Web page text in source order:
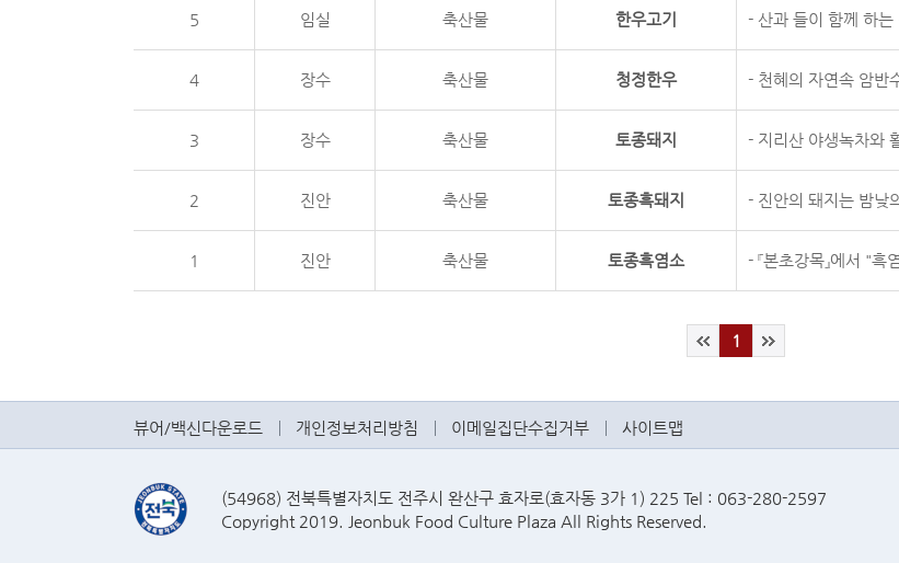
5 임실 축산물 한우고기 - 산과 들이 함께 하는
4 장수 축산물 청정한우 - 천혜의 자연속 암반
3 장수 축산물 토종돼지 - 지리산 야생녹차와
2 진안 축산물 토종흑돼지 - 진안의 돼지는 밤낮
1 진안 축산물 토종흑염소 - 『본초강목』에서 "
1
뷰어/백신다운로드 개인정보처리방침 이메일집단수집거부 사이트맵
(54968) 전북특별자치도 전주시 완산구 효자로(효자동 3가 1) 225 Tel : 063-280-2597
Copyright 2019. Jeonbuk Food Culture Plaza All Rights Reserved.